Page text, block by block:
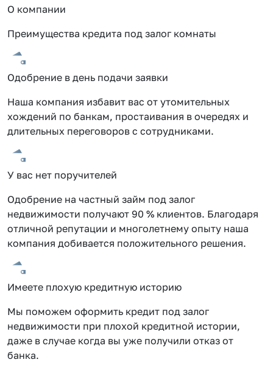
О компании
Преимущества кредита под залог комнаты
Одобрение в день подачи заявки
Наша компания избавит вас от утомительных
хождений по банкам, простаивания в очередях и
длительных переговоров с сотрудниками.
У вас нет поручителей
Одобрение на частный займ под залог
недвижимости получают 90 % клиентов. Благодаря
отличной репутации и многолетнему опыту наша
компания добивается положительного решения.
Имеете плохую кредитную историю
Мы поможем оформить кредит под залог
недвижимости при плохой кредитной истории,
даже в случае когда вы уже получили отказ от
банка.